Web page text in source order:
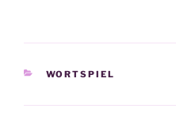
KATEGORIEN
WORTSPIEL